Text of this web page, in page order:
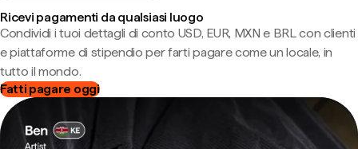
Ricevi pagamenti da qualsiasi luogo
Condividi i tuoi dettagli di conto USD, EUR, MXN e BRL con clienti
e piattaforme di stipendio per farti pagare come un locale, in
tutto il mondo.
Fatti pagare oggi